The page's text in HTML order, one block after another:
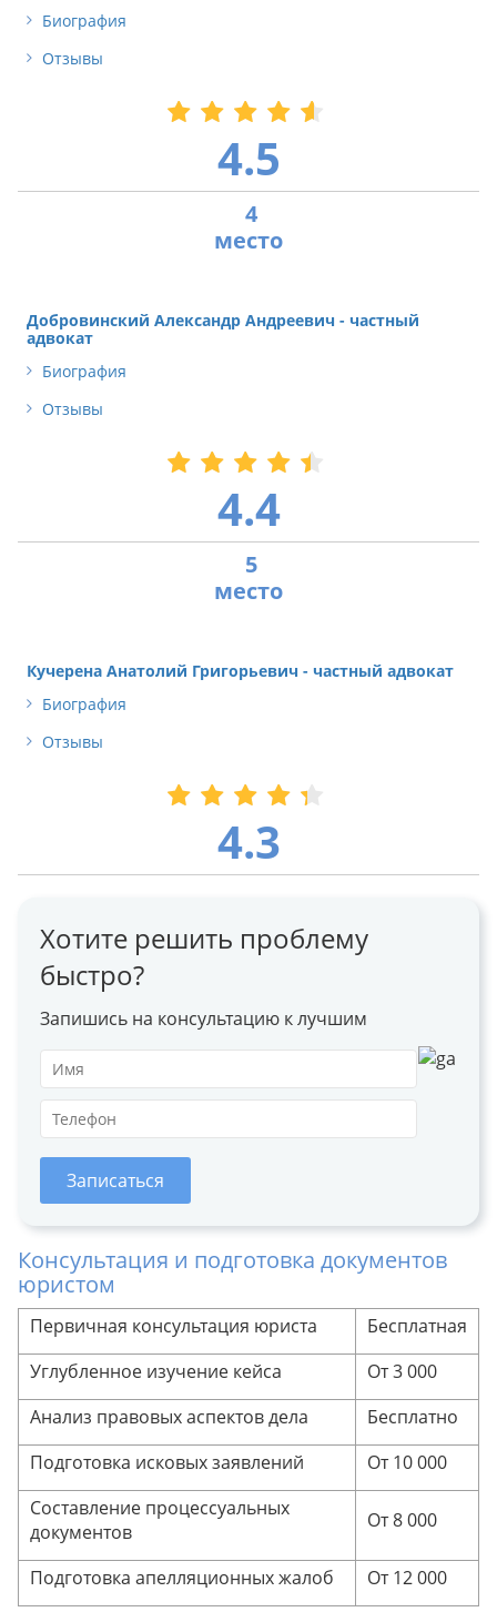
Биография
Отзывы
4.5
4
Добровинский Александр Андреевич - частный
адвокат
Биография
Отзывы
4.4
5
Кучерена Анатолий Григорьевич - частный адвокат
Биография
Отзывы
4.3
Хотите решить проблему
быстро?
Запишись на консультацию к лучшим
Записаться
Консультация и подготовка документов
юристом
Первичная консультация юриста
Бесплатная
Углубленное изучение кейса
От 3 000
Анализ правовых аспектов дела
Бесплатно
Подготовка исковых заявлений
От 10 000
Составление процессуальных
документов
От 8 000
Подготовка апелляционных жалоб От 12 000